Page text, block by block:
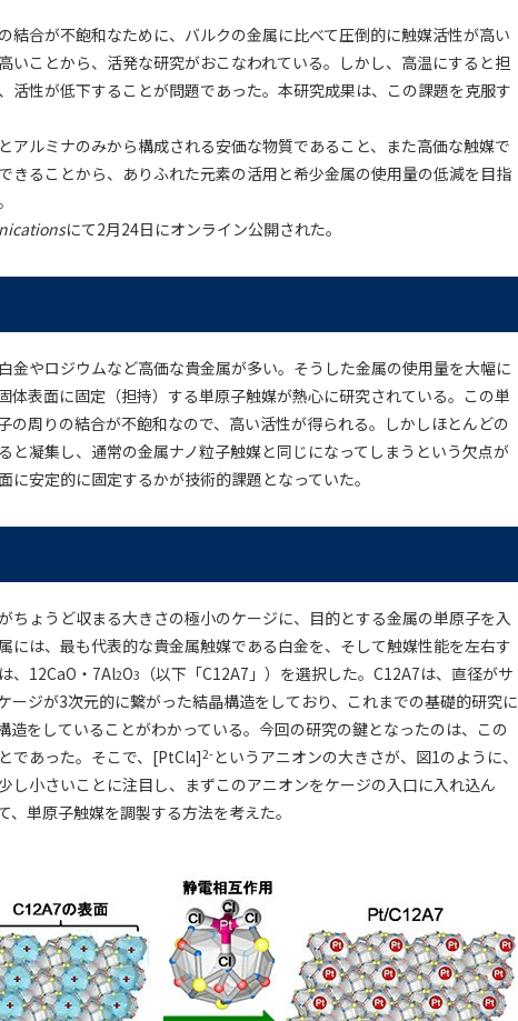
結合が不飽和なために、バルクの金属に比べて圧倒的に触媒活性が高い
いことから、活発な研究がおこなわれている。しかし、高温にすると担
活性が低下することが問題であった。本研究成果は、この課題を克服す
アルミナのみから構成される安価な物質であること、また高価な触媒で
きることから、ありふれた元素の活用と希少金属の使用量の低減を目指
にて2月24日にオンライン公開された。
金やロジウムなど高価な貴金属が多い。そうした金属の使用量を大幅に
体表面に固定（担持）する単原子触媒が熱心に研究されている。この単
の周りの結合が不飽和なので、高い活性が得られる。しかしほとんどの
と凝集し、通常の金属ナノ粒子触媒と同じになってしまうという欠点が
安定的に固定するかが技術的課題となっていた。
ちょうど収まる大きさの極小のケージに、目的とする金属の単原子を入
には、最も代表的な貴金属触媒である白金を、そして触媒性能を左右す
、12CaO・7Al2O3
（以下「C12A7」）を選択した。C12A7は、直径がサ
ージが3次元的に繋がった結晶構造をしており、これまでの基礎的研究に
造をしていることがわかっている。今回の研究の鍵となったのは、この
であった。そこで、[PtCl4]2-というアニオンの大きさが、図1のように、
し小さいことに注目し、まずこのアニオンをケージの入口に入れ込ん
単原子触媒を調製する方法を考えた。